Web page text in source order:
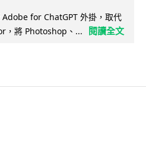
for ChatGPT 外掛，取代
，將 Photoshop、...
閱讀全文